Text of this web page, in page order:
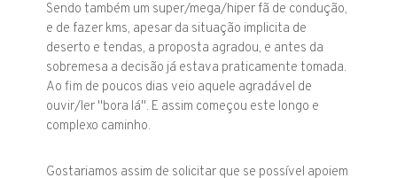
Sendo também um super/mega/hiper fã de condução,
e de fazer kms, apesar da situação implicita de
deserto e tendas, a proposta agradou, e antes da
sobremesa a decisão já estava praticamente tomada.
Ao fim de poucos dias veio aquele agradável de
ouvir/ler "bora lá". E assim começou este longo e
complexo caminho.
Gostariamos assim de solicitar que se possível apoiem